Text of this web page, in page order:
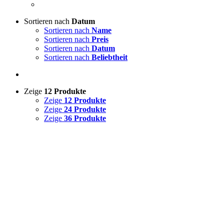
Sortieren nach Datum
Sortieren nach Name
Sortieren nach Preis
Sortieren nach Datum
Sortieren nach Beliebtheit
Zeige 12 Produkte
Zeige 12 Produkte
Zeige 24 Produkte
Zeige 36 Produkte